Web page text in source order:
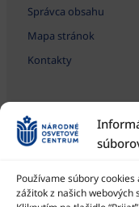
Používame súbory
zážitok z našich
Správca obsahu
Mapa stránok
Kontakty